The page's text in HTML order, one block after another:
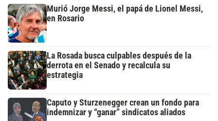
Murió Jorge Messi, el papá de Lionel Messi,
en Rosario
La Rosada busca culpables después de la
derrota en el Senado y recalcula su
estrategia
Caputo y Sturzenegger crean un fondo para
indemnizar y “ganar” sindicatos aliados